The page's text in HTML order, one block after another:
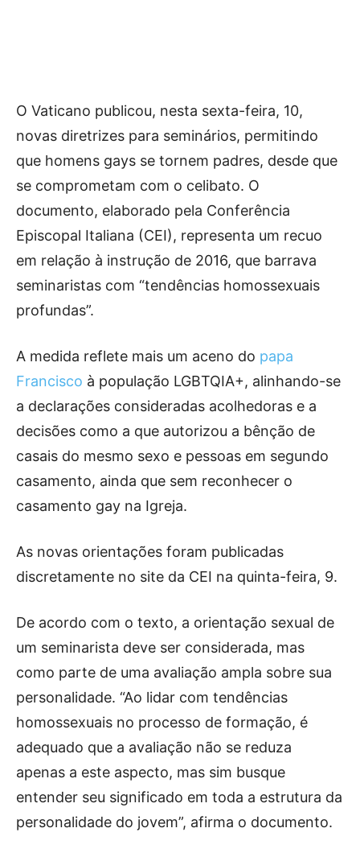
O Vaticano publicou, nesta sexta-feira, 10,
novas diretrizes para seminários, permitindo
que homens gays se tornem padres, desde que
se comprometam com o celibato. O
documento, elaborado pela Conferência
Episcopal Italiana (CEI), representa um recuo
em relação à instrução de 2016, que barrava
seminaristas com “tendências homossexuais
profundas”.
A medida reflete mais um aceno do papa
Francisco à população LGBTQIA+, alinhando-se
a declarações consideradas acolhedoras e a
decisões como a que autorizou a bênção de
casais do mesmo sexo e pessoas em segundo
casamento, ainda que sem reconhecer o
casamento gay na Igreja.
As novas orientações foram publicadas
discretamente no site da CEI na quinta-feira, 9.
De acordo com o texto, a orientação sexual de
um seminarista deve ser considerada, mas
como parte de uma avaliação ampla sobre sua
personalidade. “Ao lidar com tendências
homossexuais no processo de formação, é
adequado que a avaliação não se reduza
apenas a este aspecto, mas sim busque
entender seu significado em toda a estrutura da
personalidade do jovem”, afirma o documento.